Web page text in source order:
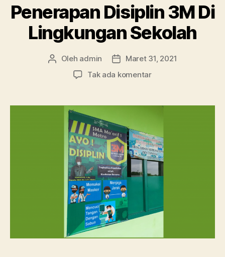
Penerapan Disiplin 3M Di
Lingkungan Sekolah
Penulis
artikel
Oleh admin
Tanggal
artikel
Maret 31, 2021
Tak ada komentarpada
3M
Sekolah